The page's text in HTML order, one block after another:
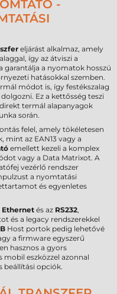
-
eljárást alkalmaz, amely
így az átviszi a
garantálja a nyomatok hosszú
hatásokkal szemben.
módot is, így festékszalag
Ez a kettősség teszi
termál alapanyagok
során.
felel, amely tökéletesen
mint az EAN13 vagy a
emellett kezeli a komplex
vagy a Data Matrixot. A
vezérlő rendszer
a nyomtatási
és egyenletes
Ethernet és az RS232,
és a legacy rendszerekkel
Host portok pedig lehetővé
a firmware egyszerű
hasznos a gyors
eszközzel azonnal
beállítási opciók.